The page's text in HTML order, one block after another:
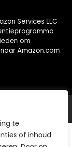
te
of inhoud
Services LLC
om
Amazon.com